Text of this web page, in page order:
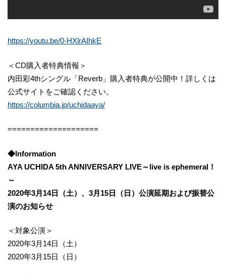
https://youtu.be/0-HXlrAIhkE
＜CD購入者特典情報＞
内田彩4thシングル「Reverb」購入者特典が公開中！詳しくは
公式サイトをご確認ください。
https://columbia.jp/uchidaaya/
====================
◆Information
AYA UCHIDA 5th ANNIVERSARY LIVE～live is ephemeral！
～
2020年3月14日（土）、3月15日（日）公演延期および振替公
演のお知らせ
＜対象公演＞
2020年3月14日（土）
2020年3月15日（日）